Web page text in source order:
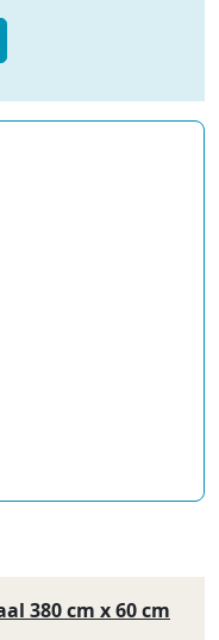
380 cm x 60 cm